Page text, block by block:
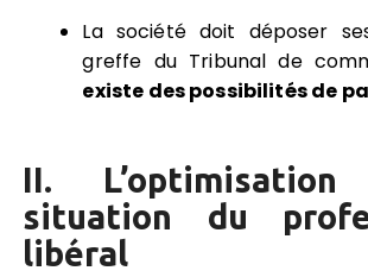
La société doit déposer
greffe du Tribunal de
existe des possibilités de
II.
situation du
libéral